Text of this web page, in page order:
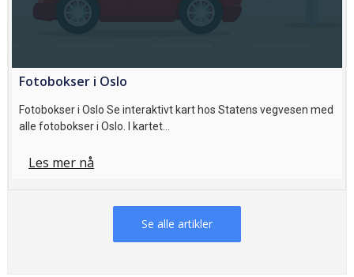
Fotobokser i Oslo
Fotobokser i Oslo Se interaktivt kart hos Statens vegvesen med
alle fotobokser i Oslo. I kartet…
Les mer nå
Se alle artikler